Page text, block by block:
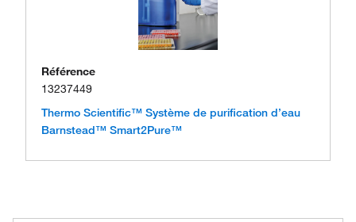
Référence
13237449
Thermo Scientific™ Système de purification d’eau
Barnstead™ Smart2Pure™